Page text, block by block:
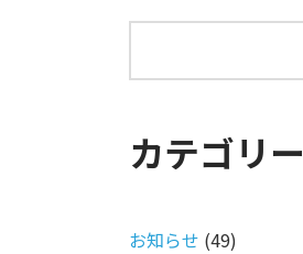
カテゴリー
お知らせ (49)